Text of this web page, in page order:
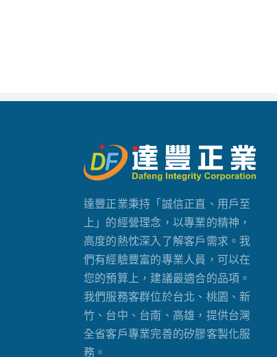
達豐正業秉持「誠信正直、用戶至
上」的經營理念，以專業的精神，
高度的熱忱深入了解客戶需求。我
們有經驗豐富的專業人員，可以在
您的預算上，建議最適合的品項。
我們服務客群位於台北、桃園、新
竹、台中、台南、高雄，提供台灣
全省客戶專業完善的矽膠客製化服
務。